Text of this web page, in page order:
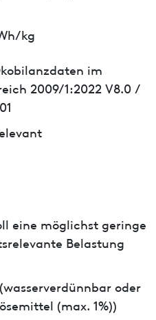
kg
im
2009/1:2022 V8.0 /
eine möglichst geringe
Belastung
oder
(max. 1%))